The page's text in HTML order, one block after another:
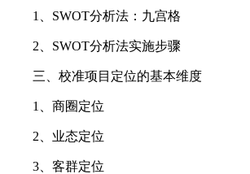
1、SWOT分析法：九宫格
2、SWOT分析法实施步骤
三、校准项目定位的基本维度
1、商圈定位
2、业态定位
3、客群定位